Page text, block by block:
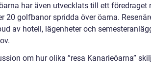
har även utvecklats till ett
20 golfbanor spridda över öarna.
av hotell, lägenheter och
om hur olika ”resa Kanarieöarna”